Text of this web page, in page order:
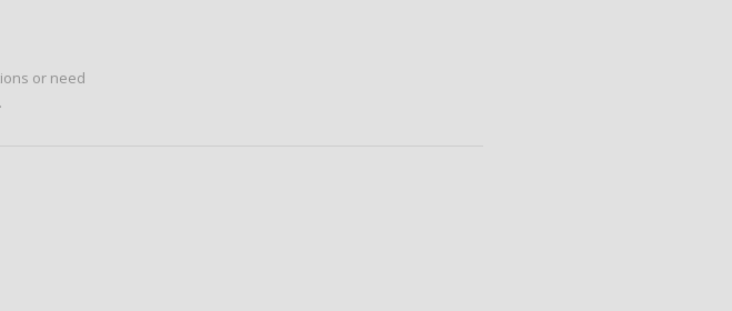
or need